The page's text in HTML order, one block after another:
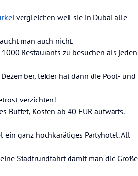
vergleichen weil sie in Dubai alle
man auch nicht.
Restaurants zu besuchen als jeden
leider hat dann die Pool- und
verzichten!
Büffet, Kosten ab 40 EUR aufwärts.
ein ganz hochkarätiges Partyhotel. All
Stadtrundfahrt damit man die Größe